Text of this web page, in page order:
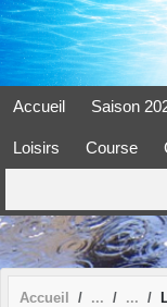
Accueil Saison
Loisirs Course
Accueil
Panneau de gestion